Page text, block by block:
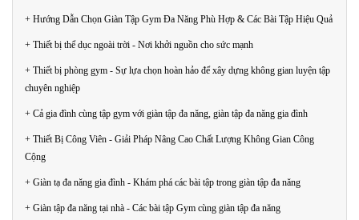
+ Hướng Dẫn Chọn Giàn Tập Gym Đa Năng Phù Hợp & Các Bài Tập Hiệu Quả
+ Thiết bị thể dục ngoài trời - Nơi khởi nguồn cho sức mạnh
+ Thiết bị phòng gym - Sự lựa chọn hoàn hảo để xây dựng không gian luyện tập
chuyên nghiệp
+ Cả gia đình cùng tập gym với giàn tập đa năng, giàn tập đa năng gia đình
+ Thiết Bị Công Viên - Giải Pháp Nâng Cao Chất Lượng Không Gian Công
Cộng
+ Giàn tạ đa năng gia đình - Khám phá các bài tập trong giàn tập đa năng
+ Giàn tập đa năng tại nhà - Các bài tập Gym cùng giàn tập đa năng